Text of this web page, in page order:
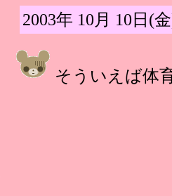
2003年 10月 10日(
そういえば体